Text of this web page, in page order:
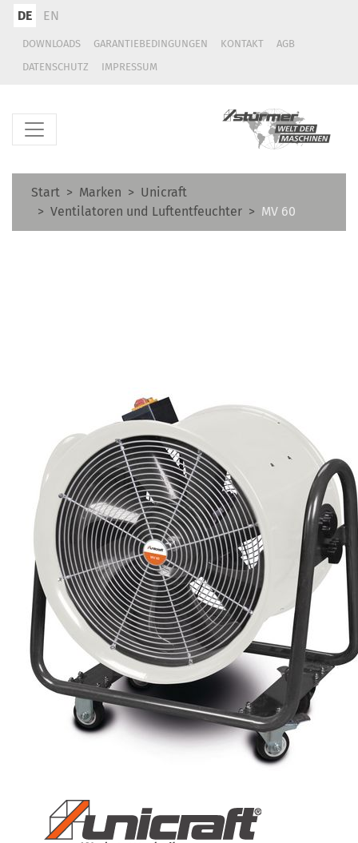
DE EN
DOWNLOADS GARANTIEBEDINGUNGEN KONTAKT
AGB
DATENSCHUTZ
IMPRESSUM
Start Marken
Unicraft
Ventilatoren und Luftentfeuchter
MV 60